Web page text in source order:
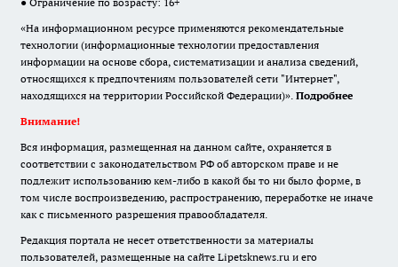
«На информационном ресурсе применяются рекомендательные
технологии (информационные технологии предоставления
информации на основе сбора, систематизации и анализа сведений,
относящихся к предпочтениям пользователей сети "Интернет",
находящихся на территории Российской Федерации)». Подробнее
Внимание!
Вся информация, размещенная на данном сайте, охраняется в
соответствии с законодательством РФ об авторском праве и не
подлежит использованию кем-либо в какой бы то ни было форме, в
том числе воспроизведению, распространению, переработке не иначе
как с письменного разрешения правообладателя.
Редакция портала не несет ответственности за материалы
пользователей, размещенные на сайте Lipetsknews.ru и его